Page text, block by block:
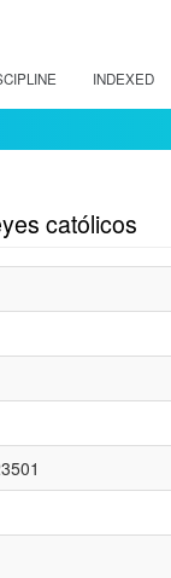
INDEXED
católicos